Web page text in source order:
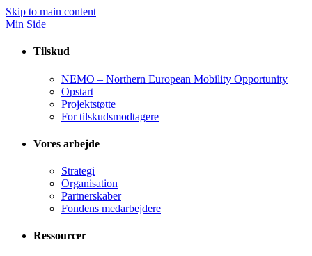
Skip to main content
Min Side
Tilskud
NEMO – Northern European Mobility Opportunity
Opstart
Projektstøtte
For tilskudsmodtagere
Vores arbejde
Strategi
Organisation
Partnerskaber
Fondens medarbejdere
Ressourcer